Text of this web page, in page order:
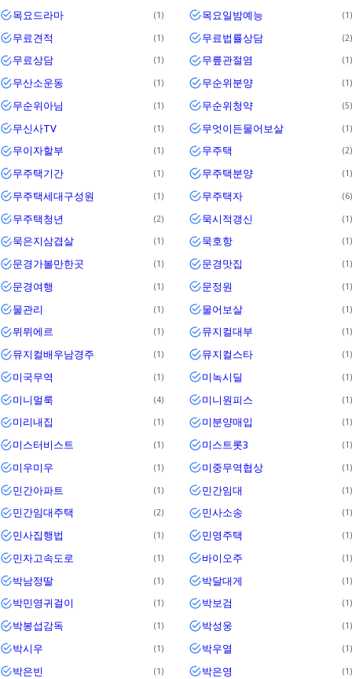
목요드라마 1 목요일밤예능 1
무료견적 1 무료법률상담 2
무료상담 1 무릎관절염 1
무산소운동 1 무순위분양 1
무순위아님 1 무순위청약 5
무신사TV 1 무엇이든물어보살 1
무이자할부 1 무주택 2
무주택기간 1 무주택분양 1
무주택세대구성원 1 무주택자 6
무주택청년 2 묵시적갱신 1
묵은지삼겹살 1 묵호항 1
문경가볼만한곳 1 문경맛집 1
문경여행 1 문정원 1
물관리 1 물어보살 1
뮈뮈에르 1 뮤지컬대부 1
뮤지컬배우남경주 1 뮤지컬스타 1
미국무역 1 미녹시딜 1
미니멀룩 4 미니원피스 1
미리내집 1 미분양매입 1
미스터비스트 1 미스트롯3 1
미우미우 1 미중무역협상 1
민간아파트 1 민간임대 1
민간임대주택 2 민사소송 1
민사집행법 1 민영주택 1
민자고속도로 1 바이오주 1
박남정딸 1 박달대게 1
박민영귀걸이 1 박보검 1
박봉섭감독 1 박성웅 1
박시우 1 박우열 1
박은빈 1 박은영 1